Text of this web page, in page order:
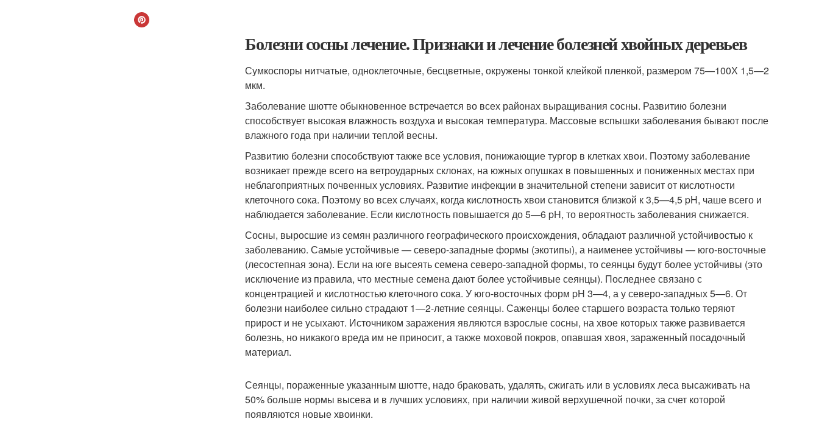
Болезни сосны лечение. Признаки и лечение болезней хвойных деревьев
Сумкоспоры нитчатые, одноклеточные, бесцветные, окружены тонкой клейкой пленкой, размером 75—100Х 1,5—2
мкм.
Заболевание шютте обыкновенное встречается во всех районах выращивания сосны. Развитию болезни
способствует высокая влажность воздуха и высокая температура. Массовые вспышки заболевания бывают после
влажного года при наличии теплой весны.
Развитию болезни способствуют также все условия, понижающие тургор в клетках хвои. Поэтому заболевание
возникает прежде всего на ветроударных склонах, на южных опушках в повышенных и пониженных местах при
неблагоприятных почвенных условиях. Развитие инфекции в значительной степени зависит от кислотности
клеточного сока. Поэтому во всех случаях, когда кислотность хвои становится близкой к 3,5—4,5 pH, чаше всего и
наблюдается заболевание. Если кислотность повышается до 5—6 pH, то вероятность заболевания снижается.
Сосны, выросшие из семян различного географического происхождения, обладают различной устойчивостью к
заболеванию. Самые устойчивые — северо-западные формы (экотипы), а наименее устойчивы — юго-восточные
(лесостепная зона). Если на юге высеять семена северо-западной формы, то сеянцы будут более устойчивы (это
исключение из правила, что местные семена дают более устойчивые сеянцы). Последнее связано с
концентрацией и кислотностью клеточного сока. У юго-восточных форм pH 3—4, а у северо-западных 5—6. От
болезни наиболее сильно страдают 1—2-летние сеянцы. Саженцы более старшего возраста только теряют
прирост и не усыхают. Источником заражения являются взрослые сосны, на хвое которых также развивается
болезнь, но никакого вреда им не приносит, а также моховой покров, опавшая хвоя, зараженный посадочный
материал.
Сеянцы, пораженные указанным шютте, надо браковать, удалять, сжигать или в условиях леса высаживать на
50% больше нормы высева и в лучших условиях, при наличии живой верхушечной почки, за счет которой
появляются новые хвоинки.